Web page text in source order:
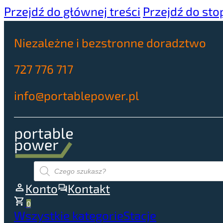
Przejdź do głównej treści Przejdź do
Niezależne i bezstronne doradztwo
727 776 717
info@portablepower.pl
Wyszukiwarka
produktów
Konto Kontakt
0
Wszystkie kategorieStacje